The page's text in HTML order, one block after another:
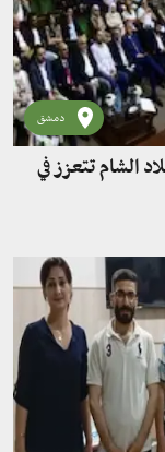
دمشق
الشام تتعزز في